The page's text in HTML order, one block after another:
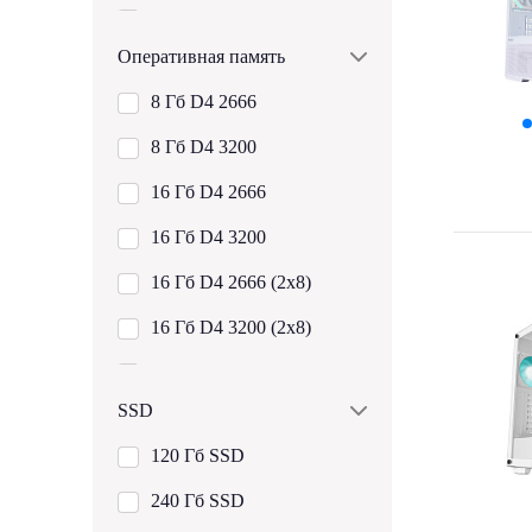
192
Показать все
Оперативная память
8 Гб D4 2666
8 Гб D4 3200
16 Гб D4 2666
16 Гб D4 3200
16 Гб D4 2666 (2x8)
16 Гб D4 3200 (2x8)
32 Гб D4 3200 (2x16)
64 Гб D4 2666 (2x32)
64 Гб D4 3200 (2x32)
SSD
120 Гб SSD
240 Гб SSD